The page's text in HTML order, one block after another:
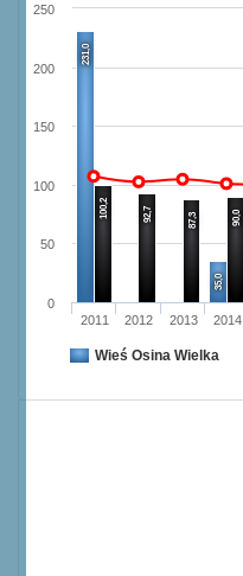
231,0
35,0
100,2 92,7 87,3 90,0
2011 2012 2013 2014
0
50
100
150
200
250
Wieś Osina Wielka